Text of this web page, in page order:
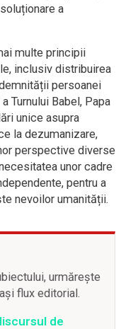
a
multe principii
inclusiv distribuirea
persoanei
Turnului Babel, Papa
unice asupra
la dezumanizare,
perspective diverse
unor cadre
pentru a
nevoilor umanității.
urmărește
flux editorial.
de